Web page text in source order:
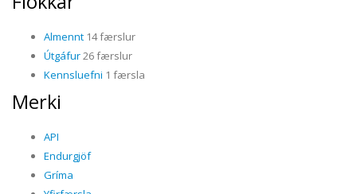
Almennt 14 færslur
Útgáfur26 færslur
Kennsluefni 1 færsla
Merki
API
Endurgjöf
Gríma